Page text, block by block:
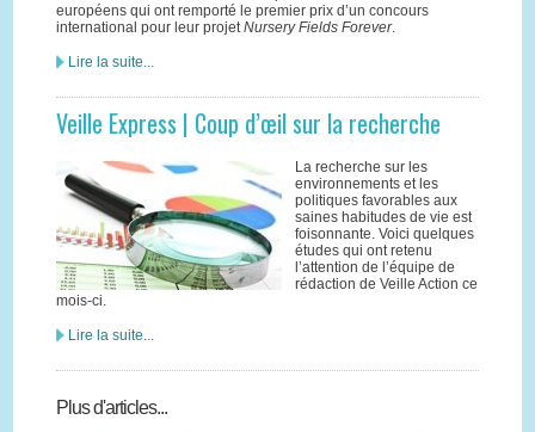
européens qui ont remporté le premier prix d’un concours
international pour leur projetNursery Fields Forever.
Lire la suite...
Veille Express | Coup d’œil sur la recherche
La recherche sur les
environnements et les
politiques favorables aux
saines habitudes de vie est
foisonnante. Voici quelques
études qui ont retenu
l’attention de l’équipe de
rédaction de Veille Action ce
mois-ci.
Lire la suite...
Plus d'articles...